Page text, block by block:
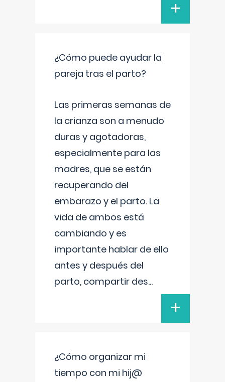
+
¿Cómo puede ayudar la
pareja tras el parto?
Las primeras semanas de
la crianza son a menudo
duras y agotadoras,
especialmente para las
madres, que se están
recuperando del
embarazo y el parto. La
vida de ambos está
cambiando y es
importante hablar de ello
antes y después del
parto, compartir des...
+
¿Cómo organizar mi
tiempo con mi hij@